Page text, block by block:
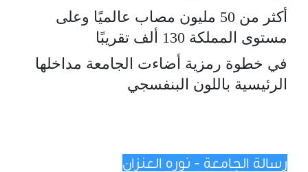
أكثر من 50 مليون مصاب عالميًا وعلى
مستوى المملكة 130 ألف تقريبًا
في خطوة رمزية أضاءت الجامعة مداخلها
الرئيسية باللون البنفسجي
رسالة الجامعة - نوره العنزان